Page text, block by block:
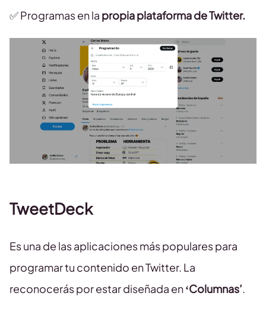
✅ Programas en la propia plataforma de Twitter.
TweetDeck
Es una de las aplicaciones más populares para
programar tu contenido en Twitter. La
reconocerás por estar diseñada en‘Columnas’.